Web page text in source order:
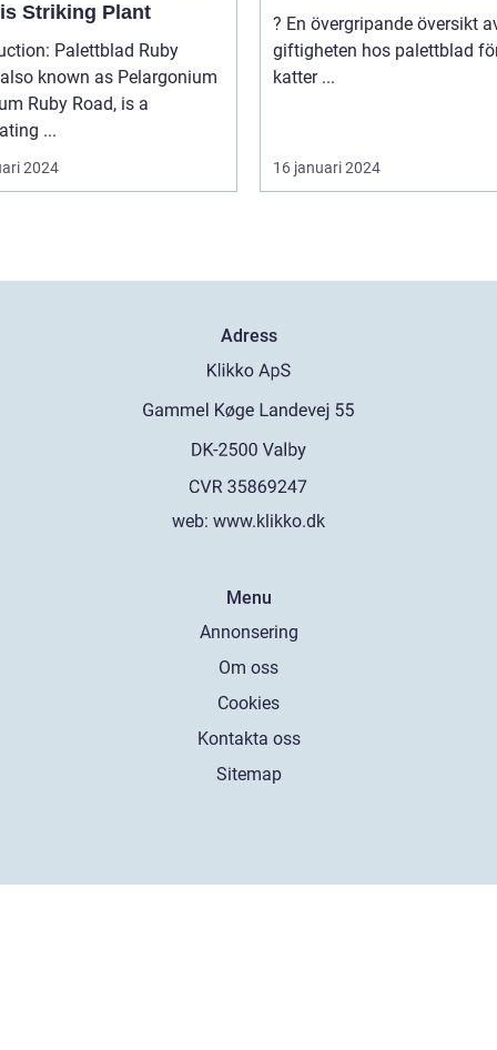
Striking Plant
Palettblad Ruby
known as Pelargonium
Ruby Road, is a
...
2024
? En övergripande översikt av
giftigheten hos palettblad
katter ...
16 januari 2024
Adress
web: www.klikko.dk
Menu
Annonsering
Om oss
Cookies
Kontakta oss
Sitemap